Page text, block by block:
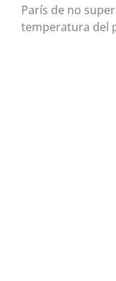
París de no
temperatura del